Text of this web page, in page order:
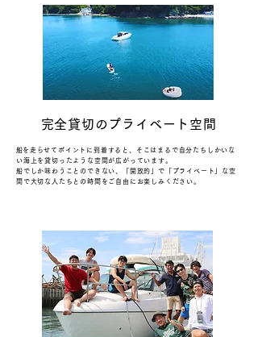
​完全貸切のプライベート空間
​船を走らせてポイントに到着すると、そこはまるで自分たちしかいな
い海上を貸切ったような空間が広がっています。
船でしか味わうことのできない、「開放的」で「プライベート」な空
間で大切な人たちとの時間をご自由にお楽しみください。